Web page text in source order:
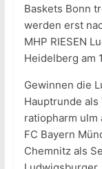
Baskets Bonn
werden erst
MHP RIESEN
Heidelberg am
Gewinnen die
Hauptrunde
ratiopharm ulm
FC Bayern
Chemnitz als